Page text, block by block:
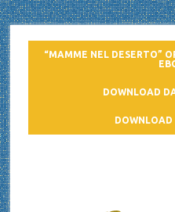
“MAMME NEL DESERTO”
DOWNLOAD